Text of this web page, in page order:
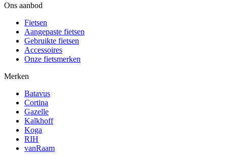
Ons aanbod
Fietsen
Aangepaste fietsen
Gebruikte fietsen
Accessoires
Onze fietsmerken
Merken
Batavus
Cortina
Gazelle
Kalkhoff
Koga
RIH
vanRaam